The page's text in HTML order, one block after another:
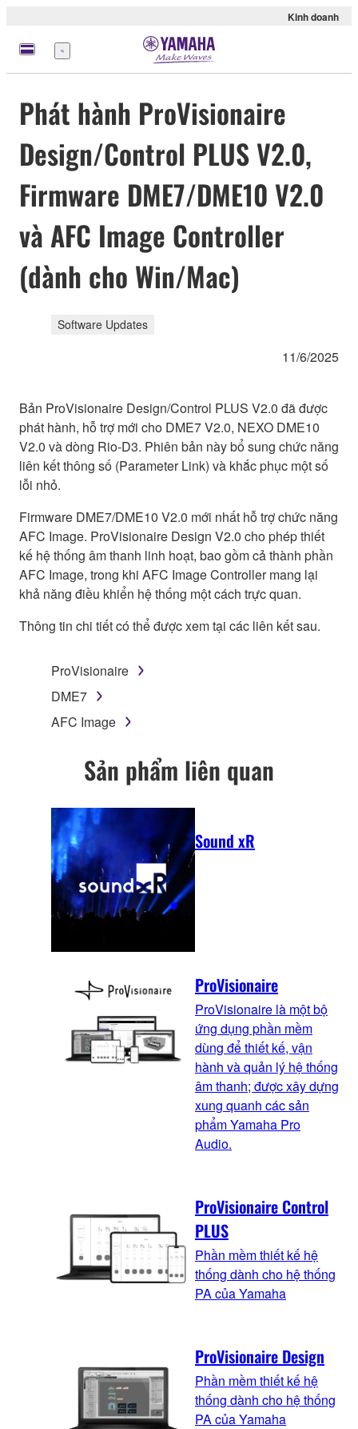
Kinh doanh
Menu
Phát hành ProVisionaire
Design/Control PLUS V2.0,
Firmware DME7/DME10 V2.0
và AFC Image Controller
(dành cho Win/Mac)
Software Updates
11/6/2025
Bản ProVisionaire Design/Control PLUS V2.0 đã được
phát hành, hỗ trợ mới cho DME7 V2.0, NEXO DME10
V2.0 và dòng Rio-D3. Phiên bản này bổ sung chức năng
liên kết thông số (Parameter Link) và khắc phục một số
lỗi nhỏ.
Firmware DME7/DME10 V2.0 mới nhất hỗ trợ chức năng
AFC Image. ProVisionaire Design V2.0 cho phép thiết
kế hệ thống âm thanh linh hoạt, bao gồm cả thành phần
AFC Image, trong khi AFC Image Controller mang lại
khả năng điều khiển hệ thống một cách trực quan.
Thông tin chi tiết có thể được xem tại các liên kết sau.
ProVisionaire
DME7
AFC Image
Sản phẩm liên quan
Sound xR
ProVisionaire
ProVisionaire là một bộ
ứng dụng phần mềm
dùng để thiết kế, vận
hành và quản lý hệ thống
âm thanh; được xây dựng
xung quanh các sản
phẩm Yamaha Pro
Audio.
ProVisionaire Control
PLUS
Phần mềm thiết kế hệ
thống dành cho hệ thống
PA của Yamaha
ProVisionaire Design
Phần mềm thiết kế hệ
thống dành cho hệ thống
PA của Yamaha